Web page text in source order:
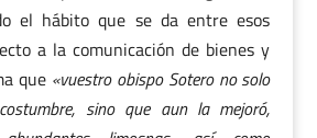
el hábito que se da entre esos
a la comunicación de bienes y
que «vuestro obispo Sotero no solo
sino que aun la mejoró,